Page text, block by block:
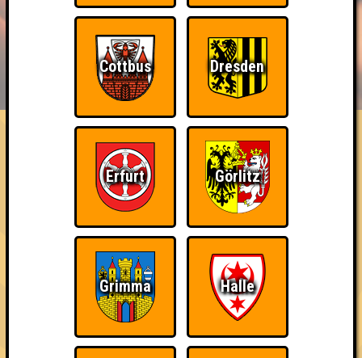
HIGHSCORE RESERVIERUNG
ÜBER UNS
QUIZLABOR Hamburg #54
Bunte Blätter - Bunte Fragen · 14.10.2025 · Grüner Jäger
Angemeldete Teams
Cottbus Dresden
Erfurt Görlitz
Grimma Halle